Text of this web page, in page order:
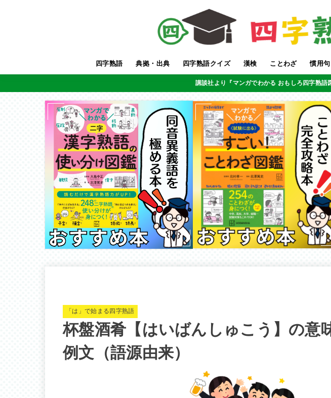
四字熟語 典拠・出典 四字熟語クイズ 漢検 ことわざ 慣用句
講談社より『マンガでわかる おもしろ四字熟
「は」で始まる四字熟語
杯盤酒肴【はいばんしゅこう】の意
例文（語源由来）